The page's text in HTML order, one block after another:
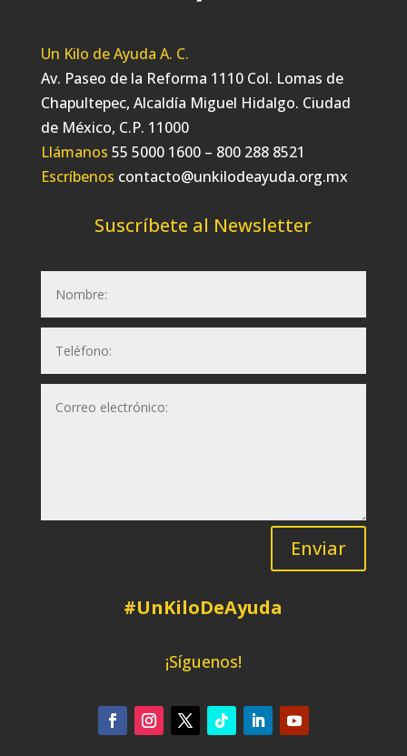
Un Kilo de Ayuda A. C.
Av. Paseo de la Reforma 1110 Col. Lomas de
Chapultepec, Alcaldía Miguel Hidalgo. Ciudad
de México, C.P. 11000
Llámanos 55 5000 1600 – 800 288 8521
Escríbenos contacto@unkilodeayuda.org.mx
Suscríbete al Newsletter
Enviar
#UnKiloDeAyuda
¡Síguenos!